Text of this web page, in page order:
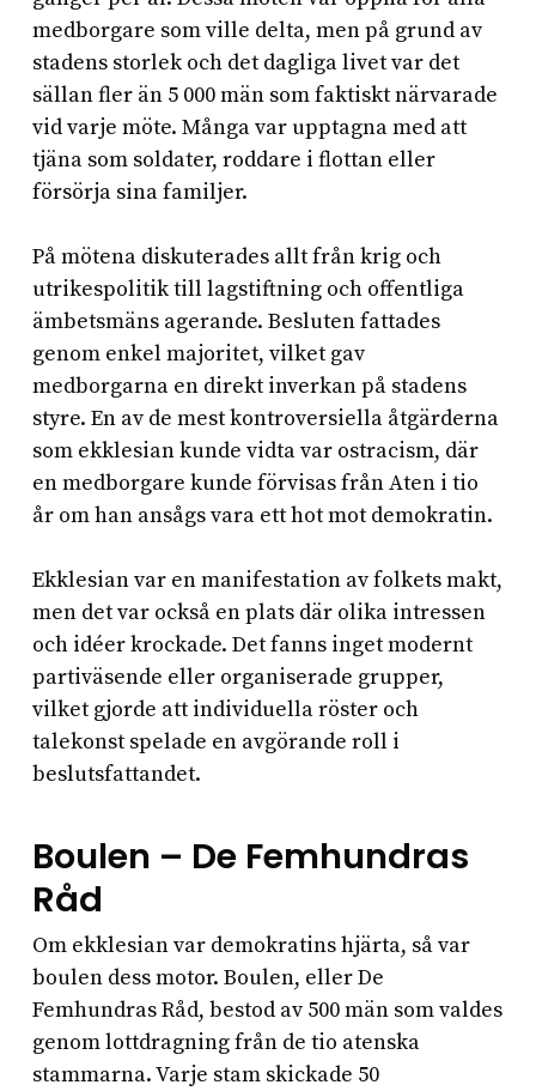
medborgare som ville delta, men på grund av
stadens storlek och det dagliga livet var det
sällan fler än 5 000 män som faktiskt närvarade
vid varje möte. Många var upptagna med att
tjäna som soldater, roddare i flottan eller
försörja sina familjer.
På mötena diskuterades allt från krig och
utrikespolitik till lagstiftning och offentliga
ämbetsmäns agerande. Besluten fattades
genom enkel majoritet, vilket gav
medborgarna en direkt inverkan på stadens
styre. En av de mest kontroversiella åtgärderna
som ekklesian kunde vidta var ostracism, där
en medborgare kunde förvisas från Aten i tio
år om han ansågs vara ett hot mot demokratin.
Ekklesian var en manifestation av folkets makt,
men det var också en plats där olika intressen
och idéer krockade. Det fanns inget modernt
partiväsende eller organiserade grupper,
vilket gjorde att individuella röster och
talekonst spelade en avgörande roll i
beslutsfattandet.
Boulen – De Femhundras
Råd
Om ekklesian var demokratins hjärta, så var
boulen dess motor. Boulen, eller De
Femhundras Råd, bestod av 500 män som valdes
genom lottdragning från de tio atenska
stammarna. Varje stam skickade 50